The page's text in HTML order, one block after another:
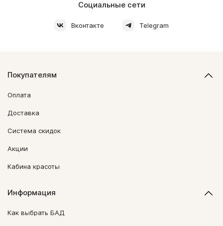
Социальные сети
Вконтакте Telegram
Покупателям
Оплата
Доставка
Система скидок
Акции
Кабина красоты
Информация
Как выбрать БАД